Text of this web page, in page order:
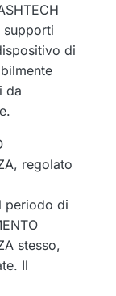
supporti
di
da
regolato
periodo di
stesso,
Il